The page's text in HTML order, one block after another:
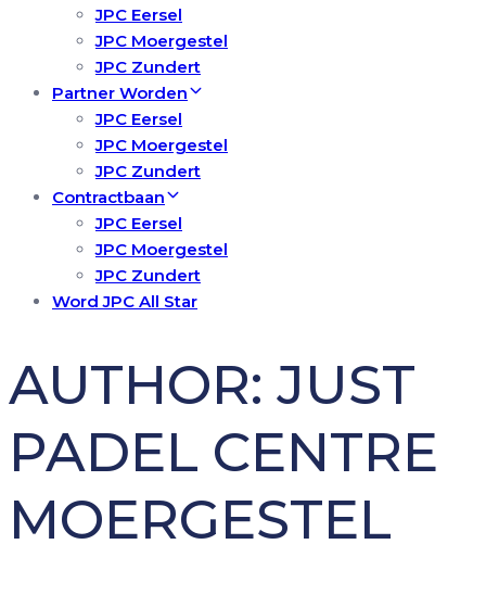
JPC Eersel
JPC Moergestel
JPC Zundert
Partner Worden
JPC Eersel
JPC Moergestel
JPC Zundert
Contractbaan
JPC Eersel
JPC Moergestel
JPC Zundert
Word JPC All Star
AUTHOR: JUST
PADEL CENTRE
MOERGESTEL